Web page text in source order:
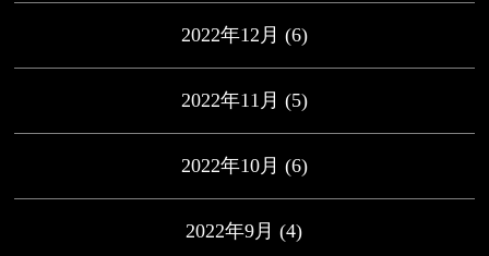
2022年12月 (6)
2022年11月 (5)
2022年10月 (6)
2022年9月 (4)